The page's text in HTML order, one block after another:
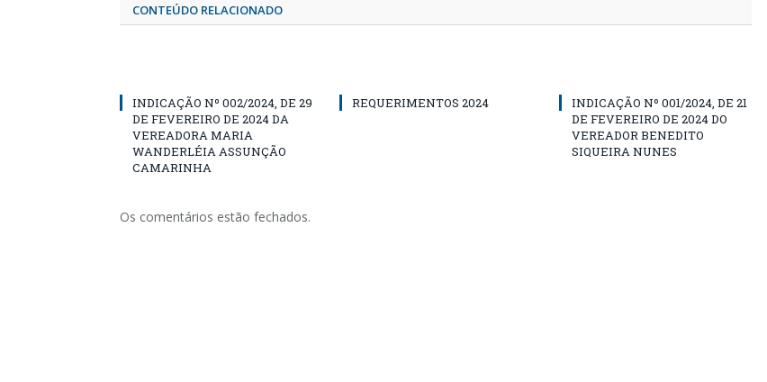
CONTEÚDO RELACIONADO
INDICAÇÃO Nº 002/2024, DE 29
DE FEVEREIRO DE 2024 DA
VEREADORA MARIA
WANDERLÉIA ASSUNÇÃO
CAMARINHA
REQUERIMENTOS 2024
INDICAÇÃO Nº 001/2024, DE 21
DE FEVEREIRO DE 2024 DO
VEREADOR BENEDITO
SIQUEIRA NUNES
Os comentários estão fechados.